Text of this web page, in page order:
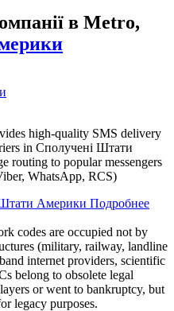
в Metro,
high-quality SMS delivery
in Сполучені Штати
routing to popular messengers
WhatsApp, RCS)
Америки Подробнее
codes are occupied not by
(military, railway, landline
internet providers, scientific
belong to obsolete legal
or went to bankruptcy, but
legacy purposes.